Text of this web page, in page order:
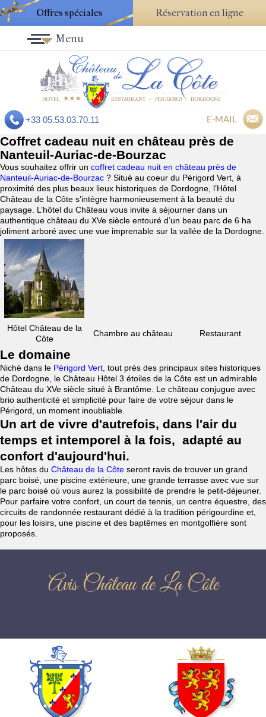
Offres spéciales Réservation en ligne
+33 05.53.03.70.11 E-MAIL
Menu
Coffret cadeau nuit en château près de
Nanteuil-Auriac-de-Bourzac
Vous souhaitez offrir un coffret cadeau nuit en château près de
Nanteuil-Auriac-de-Bourzac ? Situé au coeur du Périgord Vert, à
proximité des plus beaux lieux historiques de Dordogne, l’Hôtel
Château de la Côte s’intègre harmonieusement à la beauté du
paysage. L’hôtel du Château vous invite à séjourner dans un
authentique château du XVe siècle entouré d’un beau parc de 6 ha
joliment arboré avec une vue imprenable sur la vallée de la Dordogne.
Hôtel Château de la
Côte
Chambre au château Restaurant
Le domaine
Niché dans le Périgord Vert , tout près des principaux sites historiques
de Dordogne, le Château Hôtel 3 étoiles de la Côte est un admirable
Château du XVe siècle situé à Brantôme. Le château conjugue avec
brio authenticité et simplicité pour faire de votre séjour dans le
Périgord, un moment inoubliable.
Un art de vivre d'autrefois, dans l'air du
temps et intemporel à la fois, adapté au
confort d'aujourd'hui.
Les hôtes du Château de la Côte seront ravis de trouver un grand
parc boisé, une piscine extérieure, une grande terrasse avec vue sur
le parc boisé où vous aurez la possibilité de prendre le petit-déjeuner.
Pour parfaire votre confort, un court de tennis, un centre équestre, des
circuits de randonnée restaurant dédié à la tradition périgourdine et,
pour les loisirs, une piscine et des baptêmes en montgolfière sont
proposés.
Avis Château de La Côte